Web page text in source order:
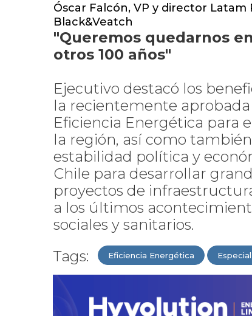
Óscar Falcón, VP y director Latam
Black&Veatch
"Queremos quedarnos
otros 100 años"
Ejecutivo destacó los
la recientemente aprobada
Eficiencia Energética para
la región, así como
estabilidad política y
Chile para desarrollar
proyectos de
a los últimos
sociales y sanitarios.
Tags: Eficiencia Energética